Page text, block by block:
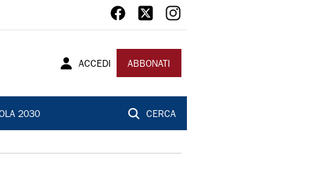
ACCEDI ABBONATI
2030 CERCA